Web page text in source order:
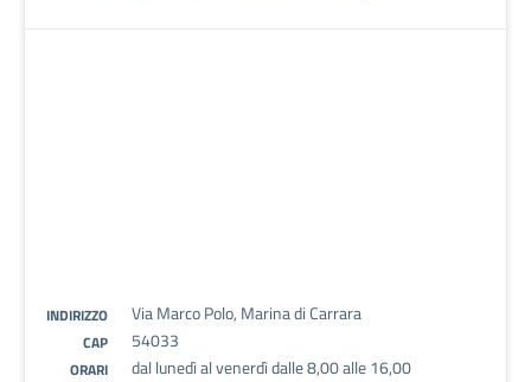
INDIRIZZO Via Marco Polo, Marina di Carrara
CAP 54033
ORARI dal lunedì al venerdì dalle 8,00 alle 16,00